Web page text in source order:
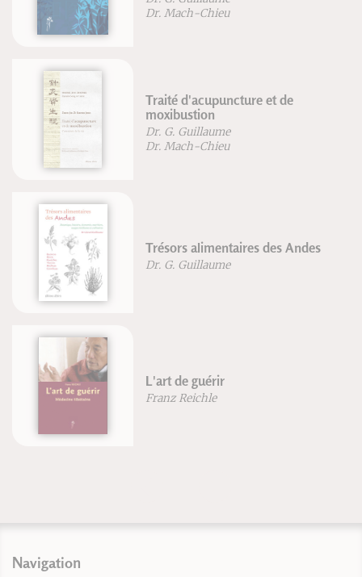
Dr. Mach-Chieu
Traité d'acupuncture et de
moxibustion
Dr. G. Guillaume
Dr. Mach-Chieu
Trésors alimentaires des Andes
Dr. G. Guillaume
L'art de guérir
Franz Reichle
Navigation